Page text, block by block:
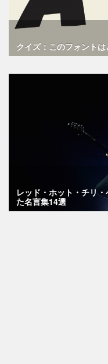
クイズ：このフォントは
レッド・ホット・チリ
た名言集14選